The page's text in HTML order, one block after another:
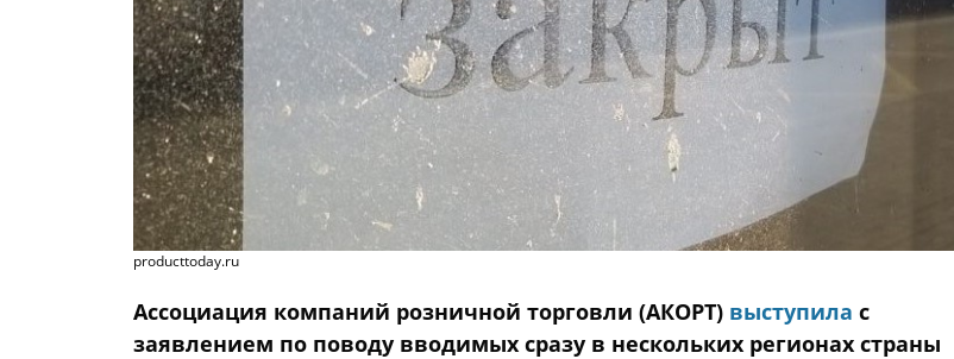
producttoday.ru
Ассоциация компаний розничной торговли (АКОРТ) выступила с
заявлением по поводу вводимых сразу в нескольких регионах страны